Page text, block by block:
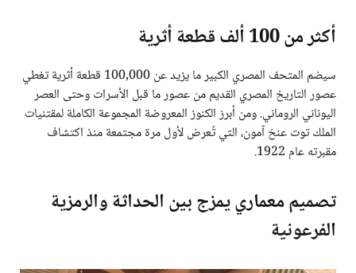
أكثر من 100 ألف قطعة أثرية
سيضم المتحف المصري الكبير ما يزيد عن 100,000 قطعة أثرية تغطي
عصور التاريخ المصري القديم من عصور ما قبل الأسرات وحتى العصر
اليوناني الروماني. ومن أبرز الكنوز المعروضة المجموعة الكاملة لمقتنيات
الملك توت عنخ آمون، التي تُعرض لأول مرة مجتمعة منذ اكتشاف
مقبرته عام 1922.
تصميم معماري يمزج بين الحداثة والرمزية
الفرعونية